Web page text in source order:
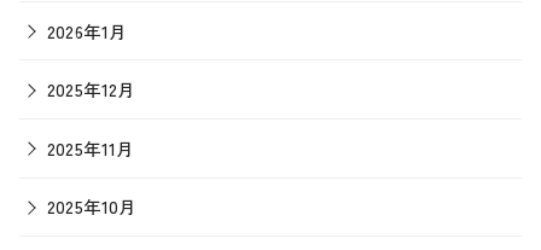
2026年1月
2025年12月
2025年11月
2025年10月